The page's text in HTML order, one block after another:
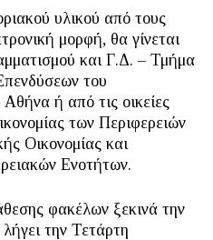
υλικού από τους
μορφή, θα γίνεται
και Γ.Δ. – Τμήμα
του
ή από τις οικείες
των Περιφερειών
Οικονομίας και
Ενοτήτων.
φακέλων ξεκινά την
την Τετάρτη